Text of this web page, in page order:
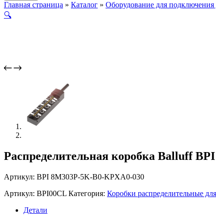
Главная страница » Каталог » Оборудование для подключения
🔍
Распределительная коробка Balluff
Артикул: BPI 8M303P-5K-B0-KPXA0-030
Артикул: BPI00CL Категория: Коробки распределительные
Детали